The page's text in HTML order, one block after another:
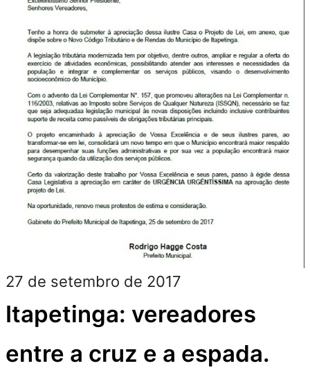
27 de setembro de 2017
Itapetinga: vereadores
entre a cruz e a espada.